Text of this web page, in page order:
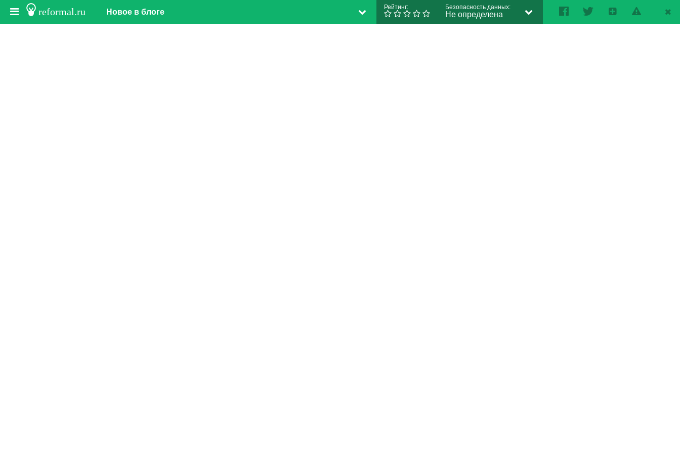
reformal.ru Рейтинг: Безопасность данных:
Не определена
Новое в блоге